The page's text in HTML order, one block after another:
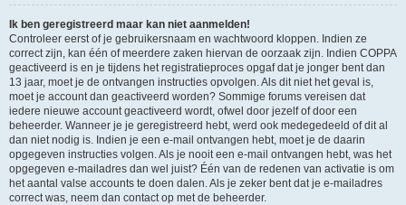
Ik ben geregistreerd maar kan niet aanmelden!
Controleer eerst of je gebruikersnaam en wachtwoord kloppen. Indien ze
correct zijn, kan één of meerdere zaken hiervan de oorzaak zijn. Indien COPPA
geactiveerd is en je tijdens het registratieproces opgaf dat je jonger bent dan
13 jaar, moet je de ontvangen instructies opvolgen. Als dit niet het geval is,
moet je account dan geactiveerd worden? Sommige forums vereisen dat
iedere nieuwe account geactiveerd wordt, ofwel door jezelf of door een
beheerder. Wanneer je je geregistreerd hebt, werd ook medegedeeld of dit al
dan niet nodig is. Indien je een e-mail ontvangen hebt, moet je de daarin
opgegeven instructies volgen. Als je nooit een e-mail ontvangen hebt, was het
opgegeven e-mailadres dan wel juist? Één van de redenen van activatie is om
het aantal valse accounts te doen dalen. Als je zeker bent dat je e-mailadres
correct was, neem dan contact op met de beheerder.